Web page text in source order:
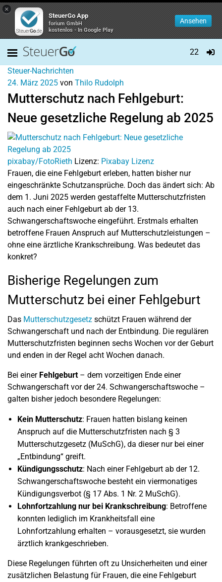
×
SteuerGo App
forium GmbH
kostenlos - In Google Play
Ansehen
22
Steuer-Nachrichten
24. März 2025 von Thilo Rudolph
Mutterschutz nach Fehlgeburt:
Neue gesetzliche Regelung ab 2025
pixabay/FotoRieth Lizenz: Pixabay Lizenz
Frauen, die eine Fehlgeburt erleben, hatten bisher nur
eingeschränkte Schutzansprüche. Doch das ändert sich: Ab
dem 1. Juni 2025 werden gestaffelte Mutterschutzfristen
auch nach einer Fehlgeburt ab der 13.
Schwangerschaftswoche eingeführt. Erstmals erhalten
betroffene Frauen Anspruch auf Mutterschutzleistungen –
ohne eine ärztliche Krankschreibung. Was bedeutet das
konkret?
Bisherige Regelungen zum
Mutterschutz bei einer Fehlgeburt
Das Mutterschutzgesetz schützt Frauen während der
Schwangerschaft und nach der Entbindung. Die regulären
Mutterschutzfristen beginnen sechs Wochen vor der Geburt
und enden in der Regel acht Wochen danach.
Bei einer Fehlgeburt– dem vorzeitigen Ende einer
Schwangerschaft vor der 24. Schwangerschaftswoche –
galten bisher jedoch besondere Regelungen:
Kein Mutterschutz: Frauen hatten bislang keinen
Anspruch auf die Mutterschutzfristen nach § 3
Mutterschutzgesetz (MuSchG), da dieser nur bei einer
„Entbindung“ greift.
Kündigungsschutz: Nach einer Fehlgeburt ab der 12.
Schwangerschaftswoche besteht ein viermonatiges
Kündigungsverbot (§ 17 Abs. 1 Nr. 2 MuSchG).
Lohnfortzahlung nur bei Krankschreibung: Betroffene
konnten lediglich im Krankheitsfall eine
Lohnfortzahlung erhalten – vorausgesetzt, sie wurden
ärztlich krankgeschrieben.
Diese Regelungen führten oft zu Unsicherheiten und einer
zusätzlichen Belastung für Frauen, die eine Fehlgeburt